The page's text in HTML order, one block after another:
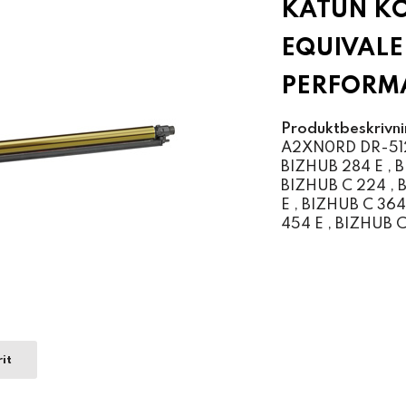
KATUN
A2XN0RD DR-
BIZHUB 284 E ,
BIZHUB C 224 ,
E , BIZHUB C
454 E , BIZHUB